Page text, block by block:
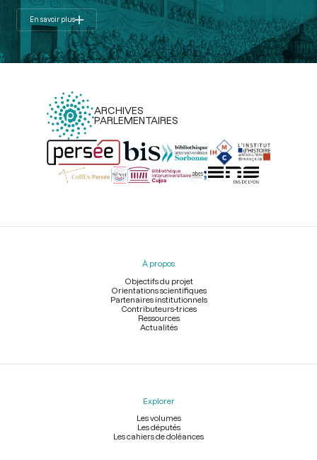
En savoir plus
ARCHIVES
PARLEMENTAIRES
Menu
À propos
Objectifs du projet
Orientations scientifiques
Partenaires institutionnels
Contributeurs-trices
Ressources
Actualités
Explorer
Les volumes
Les députés
Les cahiers de doléances